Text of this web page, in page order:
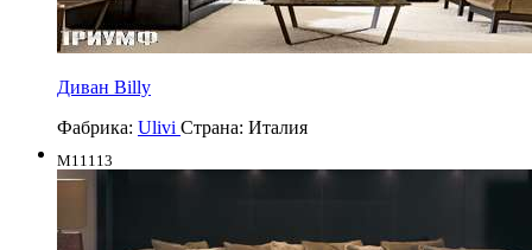
Диван Billy
Фабрика: Ulivi Страна: Италия
M11113